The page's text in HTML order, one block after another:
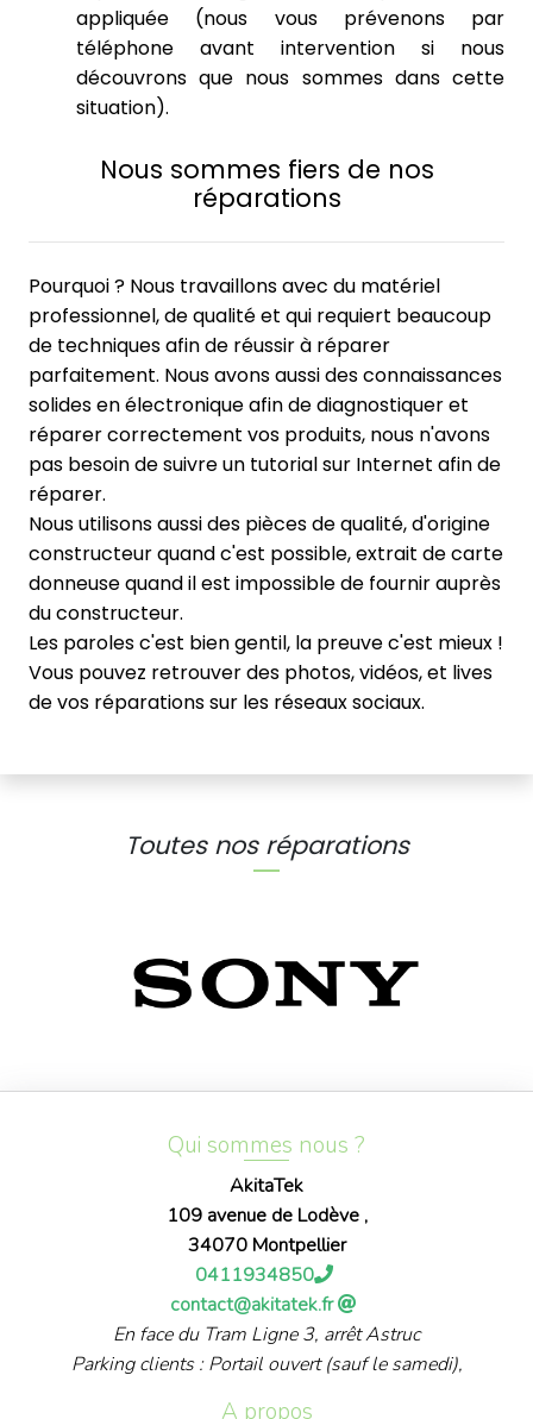
appliquée (nous vous prévenons par
téléphone avant intervention si nous
découvrons que nous sommes dans cette
situation).
Nous sommes fiers de nos
réparations
Pourquoi ? Nous travaillons avec du matériel
professionnel, de qualité et qui requiert beaucoup
de techniques afin de réussir à réparer
parfaitement. Nous avons aussi des connaissances
solides en électronique afin de diagnostiquer et
réparer correctement vos produits, nous n'avons
pas besoin de suivre un tutorial sur Internet afin de
réparer.
Nous utilisons aussi des pièces de qualité, d'origine
constructeur quand c'est possible, extrait de carte
donneuse quand il est impossible de fournir auprès
du constructeur.
Les paroles c'est bien gentil, la preuve c'est mieux !
Vous pouvez retrouver des photos, vidéos, et lives
de vos réparations sur les réseaux sociaux.
Toutes nos réparations
Qui sommes nous ?
AkitaTek
109 avenue de Lodève ,
34070 Montpellier
0411934850
contact@akitatek.fr
En face du Tram Ligne 3, arrêt Astruc
Parking clients : Portail ouvert (sauf le samedi),
A propos